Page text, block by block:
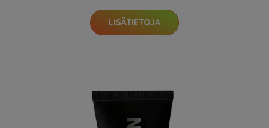
LISÄTIETOJA